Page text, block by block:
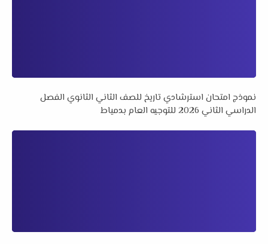
نموذج امتحان استرشادي تاريخ للصف الثاني الثانوي الفصل
الدراسي الثاني 2026 للتوجيه العام بدمياط